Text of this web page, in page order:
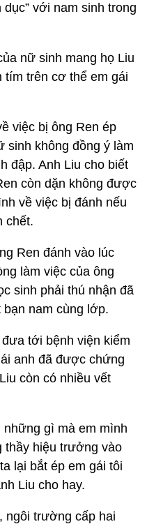
với nam sinh trong
nữ sinh mang họ Liu
tím trên cơ thể em gái
việc bị ông Ren ép
sinh không đồng ý làm
đập. Anh Liu cho biết
còn dặn không được
về việc bị đánh nếu
chết.
Ren đánh vào lúc
làm việc của ông
sinh phải thú nhận đã
nam cùng lớp.
tới bệnh viện kiểm
anh đã được chứng
còn có nhiều vết
gì mà em mình
thầy hiệu trưởng vào
lại bắt ép em gái tôi
Liu cho hay.
ngôi trường cấp hai